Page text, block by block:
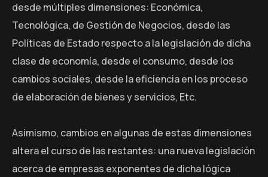
desde múltiples dimensiones: Económica,
Tecnológica, de Gestión de Negocios, desde las
Políticas de Estado respecto a la legislación de dicha
clase de economía, desde el consumo, desde los
cambios sociales, desde la eficiencia en los proceso
de elaboración de bienes y servicios, Etc.
Asimismo, cambios en algunas de estas dimensiones
altera el curso de las restantes: una nueva legislación
acerca de empresas exponentes de dicha lógica